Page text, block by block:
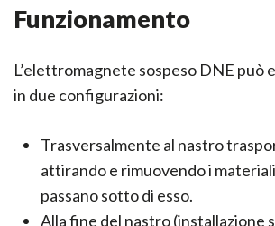
Funzionamento
L’elettromagnete sospeso DNE può
in due configurazioni:
Trasversalmente al nastro
attirando e rimuovendo i
passano sotto di esso.
Alla fine del nastro (installazione